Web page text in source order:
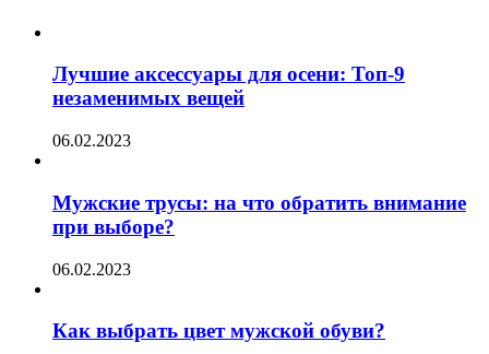
Лучшие аксессуары для осени: Топ-9
незаменимых вещей
06.02.2023
Мужские трусы: на что обратить внимание
при выборе?
06.02.2023
Как выбрать цвет мужской обуви?